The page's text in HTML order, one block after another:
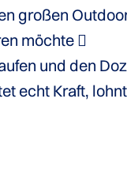
großen
möchte 
und den
echt Kraft,